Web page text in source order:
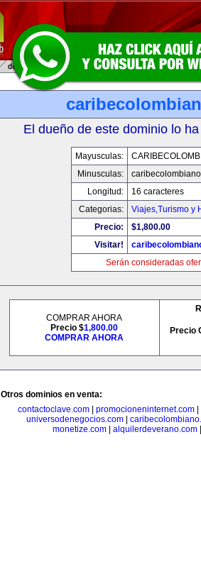
El dueño de este dominio lo
Mayusculas:
Minusculas:
Longitud:
16 caracteres
Categorias:
Viajes,Turismo y
Precio:
$1,800.00
Visitar!
Serán consideradas
COMPRAR AHORA
Precio $1,800.00
COMPRAR AHORA
Precio
Otros dominios en venta:
contactoclave.com| promocioneninternet.com|
universodenegocios.com|
monetize.com
alquilerdeverano.com